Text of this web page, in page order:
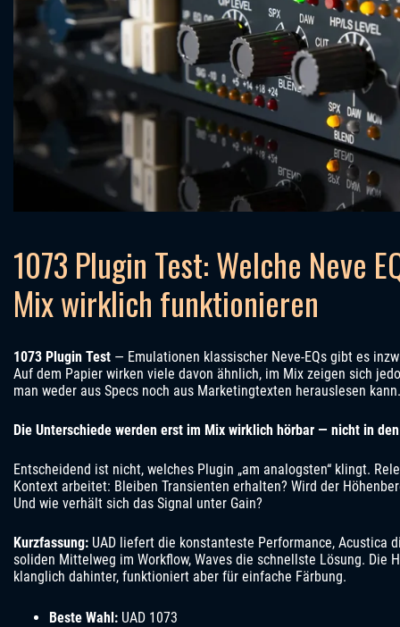
1073 Plugin Test: Welche Neve
Mix wirklich funktionieren
1073 Plugin Test — Emulationen klassischer Neve-EQs gibt es
Auf dem Papier wirken viele davon ähnlich, im Mix zeigen sich
man weder aus Specs noch aus Marketingtexten herauslesen kann.
Die Unterschiede werden erst im Mix wirklich hörbar — nicht in
Entscheidend ist nicht, welches Plugin „am analogsten“ klingt.
Kontext arbeitet: Bleiben Transienten erhalten? Wird der
Und wie verhält sich das Signal unter Gain?
Kurzfassung: UAD liefert die konstanteste Performance, Acustica
soliden Mittelweg im Workflow, Waves die schnellste Lösung. Die
klanglich dahinter, funktioniert aber für einfache Färbung.
Beste Wahl: UAD 1073